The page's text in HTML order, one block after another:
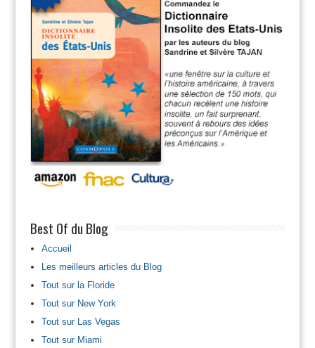
Best Of du Blog
Accueil
Les meilleurs articles du Blog
Tout sur la Floride
Tout sur New York
Tout sur Las Vegas
Tout sur Miami